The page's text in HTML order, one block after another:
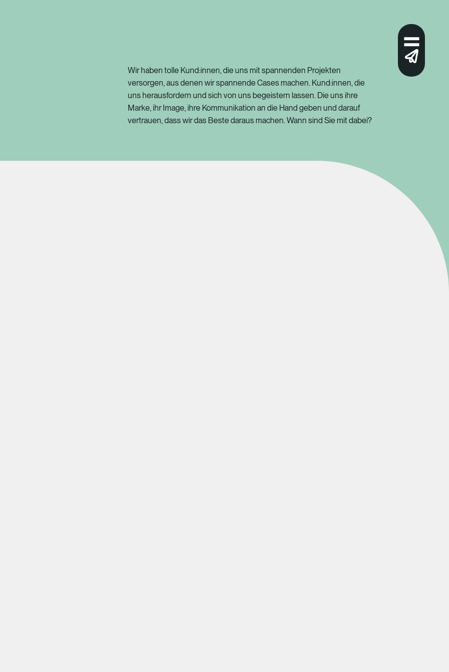
Wir haben tolle Kund:innen, die uns mit spannenden Projekten
versorgen, aus denen wir spannende Cases machen. Kund:innen, die
uns herausfordern und sich von uns begeistern lassen. Die uns ihre
Marke, ihr Image, ihre Kommunikation an die Hand geben und darauf
vertrauen, dass wir das Beste daraus machen. Wann sind Sie mit dabei?